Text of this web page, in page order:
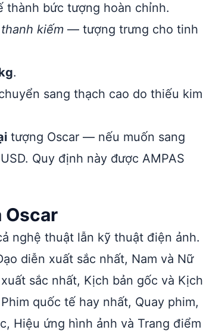
thành bức tượng hoàn chỉnh.
kiếm — tượng trưng cho tinh
.
sang thạch cao do thiếu kim
tượng Oscar — nếu muốn sang
Quy định này được AMPAS
Oscar
nghệ thuật lẫn kỹ thuật điện ảnh.
diễn xuất sắc nhất, Nam và Nữ
sắc nhất, Kịch bản gốc và Kịch
quốc tế hay nhất, Quay phim,
Hiệu ứng hình ảnh và Trang điểm